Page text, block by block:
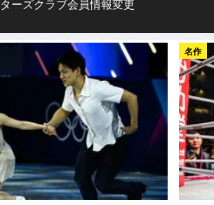
ーズクラブ会員情報変更
名作